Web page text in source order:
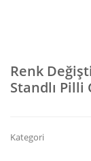
Renk
Standlı Pilli
Kategori